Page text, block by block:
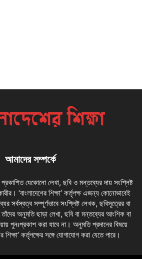
আমাদের সম্পর্কে
প্রকাশিত যেকোনো লেখা, ছবি ও মন্তব্যের দায় সংশ্লিষ্ট
‘বাংলাদেশের শিক্ষা’ কর্তৃপক্ষ এজন্য কোনোভাবেই
সর্বস্বত্ব সম্পূর্ণভাবে সংশ্লিষ্ট লেখক, ছবিসূত্রের বা
অনুমতি ছাড়া লেখা, ছবি বা মন্তব্যের আংশিক বা
পুনঃপ্রকাশ করা যাবে না। অনুমতি প্রদানের বিষয়ে
শিক্ষা’ কর্তৃপক্ষের সঙ্গে যোগাযোগ করা যেতে পারে।